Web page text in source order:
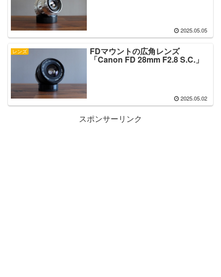
2025.05.05
レンズ FDマウントの広角レンズ
「Canon FD 28mm F2.8 S.C.」
2025.05.02
スポンサーリンク